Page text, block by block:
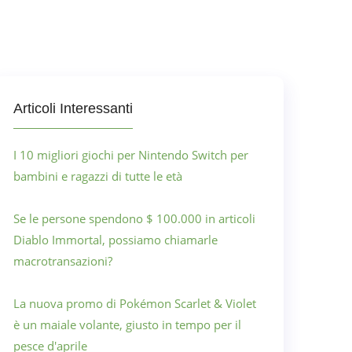
Articoli Interessanti
I 10 migliori giochi per Nintendo Switch per
bambini e ragazzi di tutte le età
Se le persone spendono $ 100.000 in articoli
Diablo Immortal, possiamo chiamarle
macrotransazioni?
La nuova promo di Pokémon Scarlet & Violet
è un maiale volante, giusto in tempo per il
pesce d'aprile